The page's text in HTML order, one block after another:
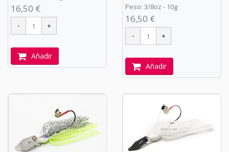
16,50 €
Añadir
Peso: 3/8oz - 10g
16,50 €
Añadir